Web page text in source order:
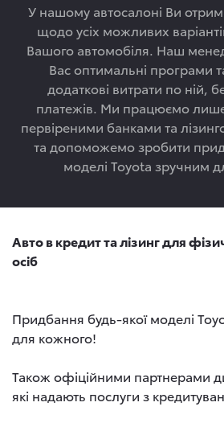
У нашому автосалоні Ви
щодо усіх можливих
Вашого автомобіля. Наш
Вас оптимальні програми
додаткові витрати по ній,
платежів. Ми працюємо
первіреними банками та
та допоможемо зробити
моделі Toyota зручним
Авто в кредит та лізинг для
осіб
Придбання будь-якої моделі
для кожного!
Також офіційними партнерами
які надають послуги з